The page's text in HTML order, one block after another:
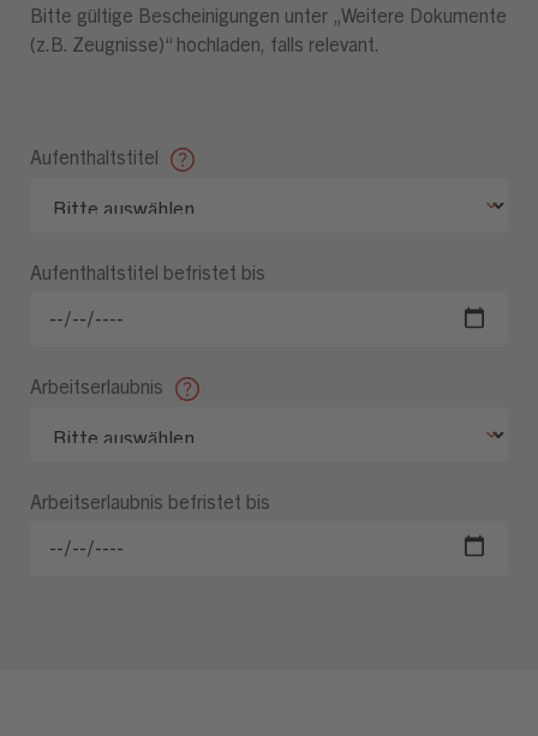
Bitte gültige Bescheinigungen unter „Weitere Dokumente
(z.B. Zeugnisse)“ hochladen, falls relevant.
Aufenthaltstitel
Aufenthaltstitel befristet bis
Arbeitserlaubnis
Arbeitserlaubnis befristet bis